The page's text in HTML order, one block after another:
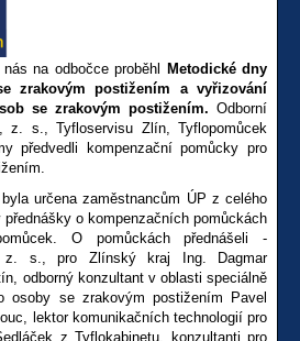
na odbočce proběhl
Metodické dny
zrakovým postižením a vyřizování
se zrakovým postižením. Odborní
z. s., Tyfloservisu Zlín, Tyflopomůcek
předvedli kompenzační pomůcky pro
určena zaměstnancům ÚP z celého
o kompenzačních pomůckách
O pomůckách přednášeli -
z. s., pro Zlínský kraj Ing. Dagmar
odborný konzultant v oblasti speciálně
osoby se zrakovým postižením Pavel
lektor komunikačních technologií pro
z Tyflokabinetu, konzultanti pro